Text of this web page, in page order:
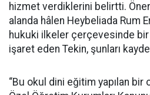
hizmet verdiklerini belirtti.
alanda hâlen Heybeliada Rum
hukuki ilkeler çerçevesinde
işaret eden Tekin, şunları
“Bu okul dini eğitim yapılan bir